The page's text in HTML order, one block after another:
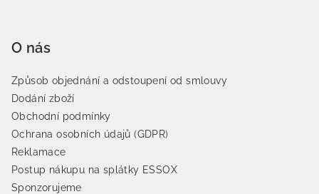
O nás
Způsob objednání a odstoupení od smlouvy
Dodání zboží
Obchodní podmínky
Ochrana osobních údajů (GDPR)
Reklamace
Postup nákupu na splátky ESSOX
Sponzorujeme